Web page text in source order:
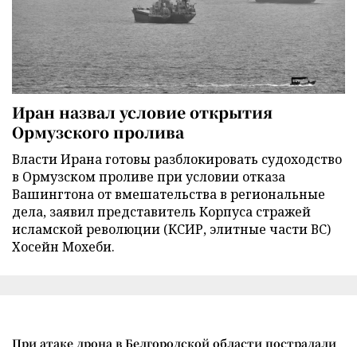
Иран назвал условие открытия
Ормузского пролива
Власти Ирана готовы разблокировать судоходство
в Ормузском проливе при условии отказа
Вашингтона от вмешательства в региональные
дела, заявил представитель Корпуса стражей
исламской революции (КСИР, элитные части ВС)
Хосейн Мохеби.
При атаке дрона в Белгородской области пострадали